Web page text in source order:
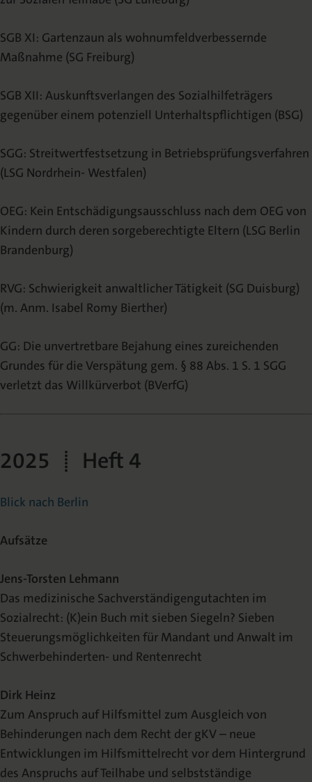
SGB XI: Gartenzaun als wohnumfeldverbessernde
Maßnahme (SG Freiburg)
SGB XII: Auskunftsverlangen des Sozialhilfeträgers
gegenüber einem potenziell Unterhaltspflichtigen (BSG)
SGG: Streitwertfestsetzung in Betriebsprüfungsverfahren
(LSG Nordrhein- Westfalen)
OEG: Kein Entschädigungsausschluss nach dem OEG von
Kindern durch deren sorgeberechtigte Eltern (LSG Berlin
Brandenburg)
RVG: Schwierigkeit anwaltlicher Tätigkeit (SG Duisburg)
(m. Anm. Isabel Romy Bierther)
GG: Die unvertretbare Bejahung eines zureichenden
Grundes für die Verspätung gem. § 88 Abs. 1 S. 1 SGG
verletzt das Willkürverbot (BVerfG)
2025 | Heft 4
Blick nach Berlin
Aufsätze
Jens-Torsten Lehmann
Das medizinische Sachverständigengutachten im
Sozialrecht: (K)ein Buch mit sieben Siegeln? Sieben
Steuerungsmöglichkeiten für Mandant und Anwalt im
Schwerbehinderten- und Rentenrecht
Dirk Heinz
Zum Anspruch auf Hilfsmittel zum Ausgleich von
Behinderungen nach dem Recht der gKV – neue
Entwicklungen im Hilfsmittelrecht vor dem Hintergrund
des Anspruchs auf Teilhabe und selbstständige